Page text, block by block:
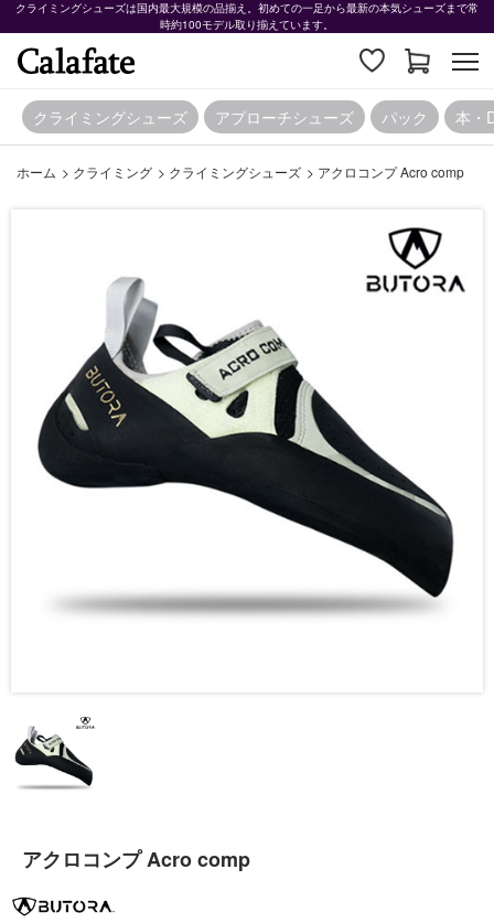
クライミングシューズは国内最大規模の品揃え。初めての一足から最新の本気シューズまで常
時約100モデル取り揃えています。
クライミングシューズ アプローチシューズ パック 本・
ホーム > クライミング > クライミングシューズ > アクロコンプ Acro comp
アクロコンプ Acro comp